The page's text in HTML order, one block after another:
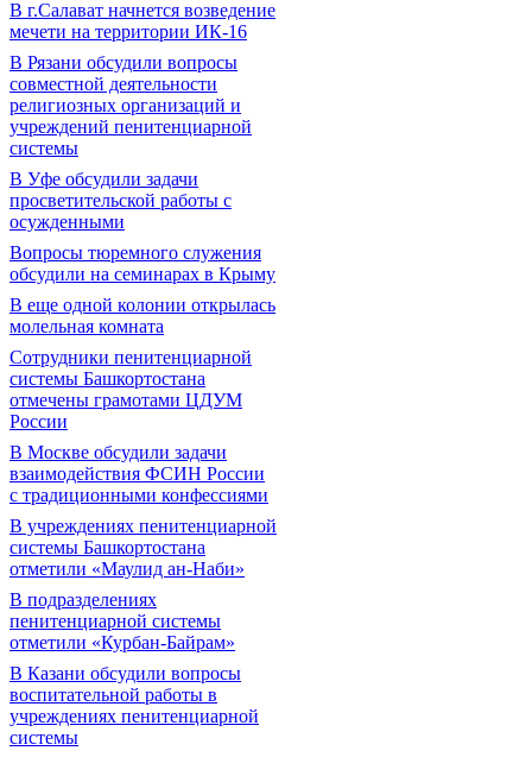
В г.Салават начнется возведение
мечети на территории ИК-16
В Рязани обсудили вопросы
совместной деятельности
религиозных организаций и
учреждений пенитенциарной
системы
В Уфе обсудили задачи
просветительской работы с
осужденными
Вопросы тюремного служения
обсудили на семинарах в Крыму
В еще одной колонии открылась
молельная комната
Сотрудники пенитенциарной
системы Башкортостана
отмечены грамотами ЦДУМ
России
В Москве обсудили задачи
взаимодействия ФСИН России
с традиционными конфессиями
В учреждениях пенитенциарной
системы Башкортостана
отметили «Маулид ан-Наби»
В подразделениях
пенитенциарной системы
отметили «Курбан-Байрам»
В Казани обсудили вопросы
воспитательной работы в
учреждениях пенитенциарной
системы